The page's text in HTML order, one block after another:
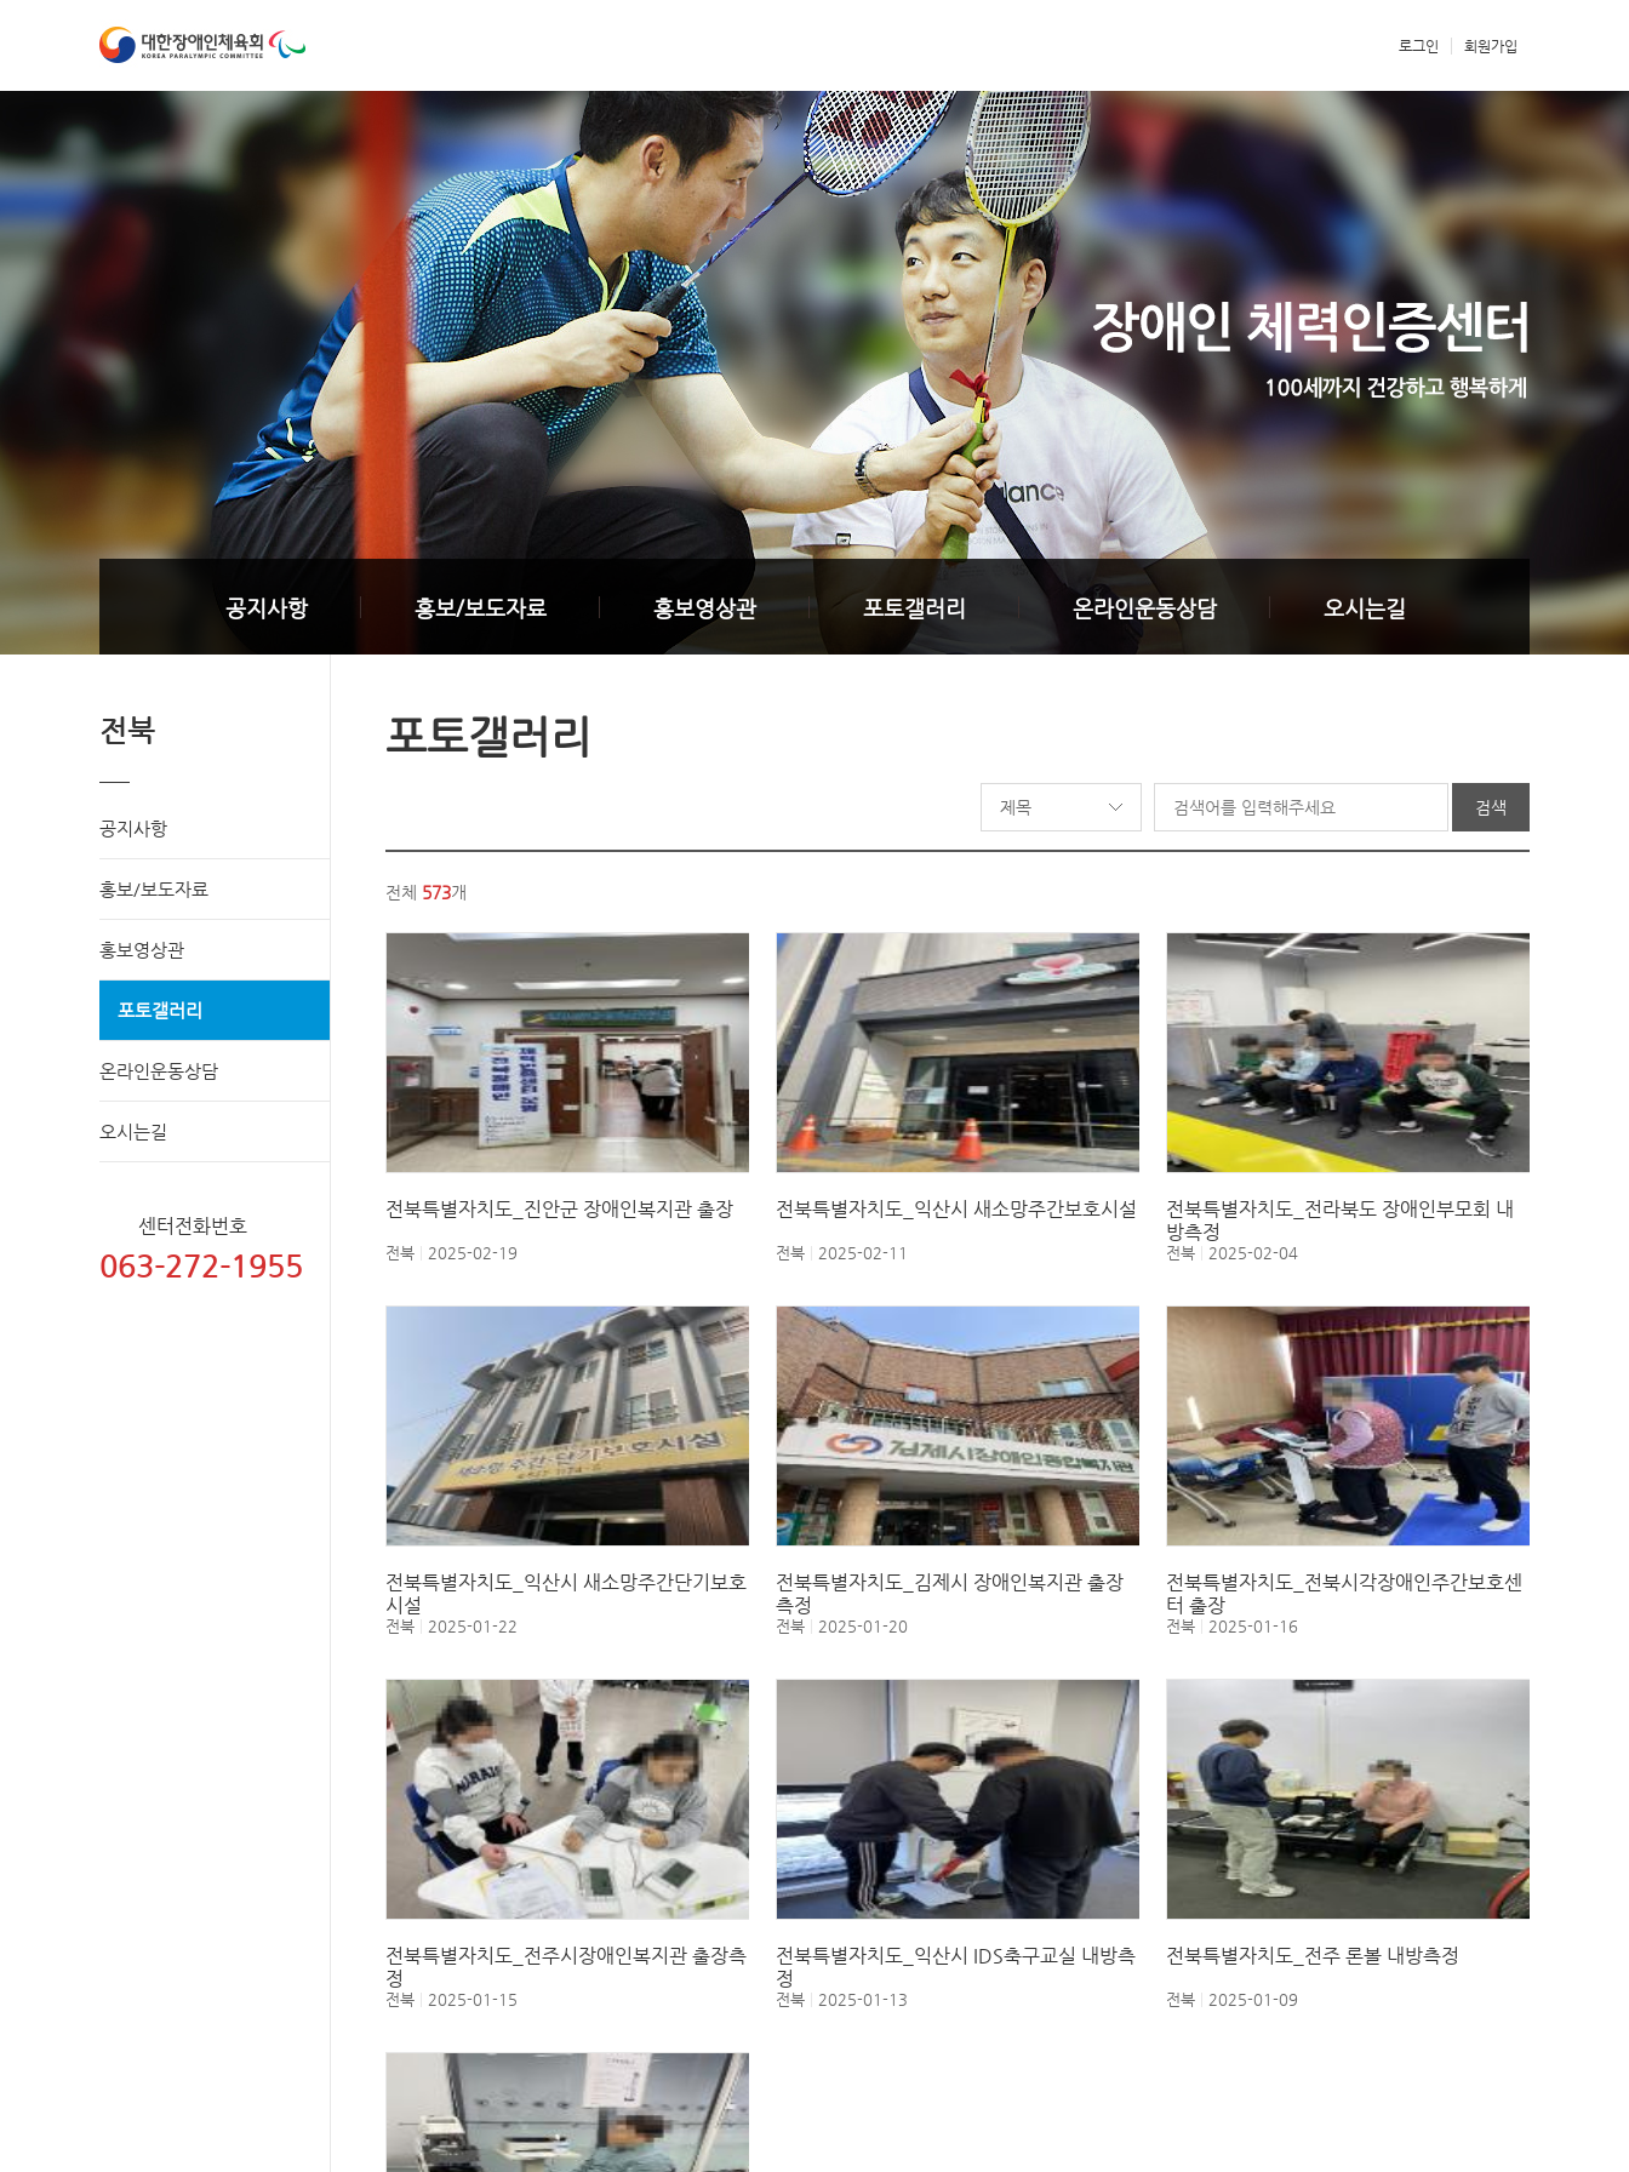
로그인 회원가입
공지사항 홍보/보도자료 홍보영상관 포토갤러리 온라인운동상담 오시는길
전북
공지사항
홍보/보도자료
홍보영상관
포토갤러리
온라인운동상담
오시는길
센터전화번호
063-272-1955
포토갤러리
검색
전체 573개
전북특별자치도_진안군 장애인복지관 출장
전북 2025-02-19
전북특별자치도_익산시 새소망주간보호시설
전북 2025-02-11
전북특별자치도_전라북도 장애인부모회 내
방측정
전북 2025-02-04
전북특별자치도_익산시 새소망주간단기보호
시설
전북 2025-01-22
전북특별자치도_김제시 장애인복지관 출장
측정
전북 2025-01-20
전북특별자치도_전북시각장애인주간보호센
터 출장
전북 2025-01-16
전북특별자치도_전주시장애인복지관 출장측
정
전북 2025-01-15
전북특별자치도_익산시 IDS축구교실 내방측
정
전북 2025-01-13
전북특별자치도_전주 론볼 내방측정
전북 2025-01-09